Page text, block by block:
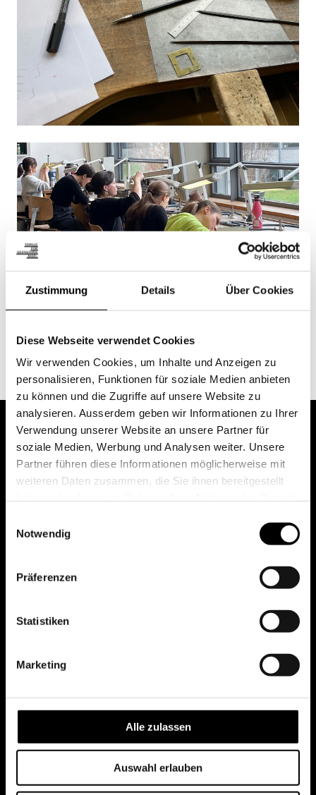
Zustimmung Details Über Cookies
Diese Webseite verwendet Cookies
Wir verwenden Cookies, um Inhalte und Anzeigen zu
personalisieren, Funktionen für soziale Medien anbieten
zu können und die Zugriffe auf unsere Website zu
analysieren. Ausserdem geben wir Informationen zu Ihrer
Verwendung unserer Website an unsere Partner für
soziale Medien, Werbung und Analysen weiter. Unsere
Partner führen diese Informationen möglicherweise mit
weiteren Daten zusammen, die Sie ihnen bereitgestellt
Notwendig
Präferenzen
Statistiken
Marketing
Alle zulassen
Auswahl erlauben